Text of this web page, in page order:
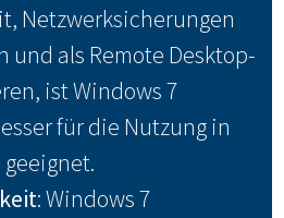
Netzwerksicherungen
und als Remote Desktop-
ist Windows 7
für die Nutzung in
: Windows 7